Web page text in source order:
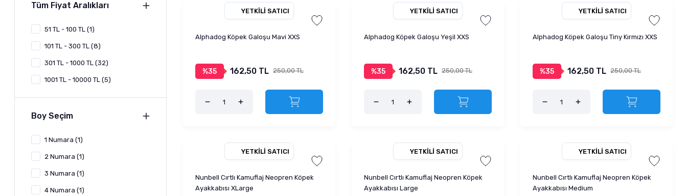
Tüm Fiyat Aralıkları
51 TL - 100 TL (1)
101 TL - 300 TL (8)
301 TL - 1000 TL (32)
1001 TL - 10000 TL (5)
Boy Seçim
1 Numara (1)
2 Numara (1)
3 Numara (1)
4 Numara (1)
YETKILI SATICI
Alphadog Köpek Galoşu Mavi XXS
%35 162,50 TL 250,00 TL
YETKILI SATICI
Alphadog Köpek Galoşu Yeşil XXS
%35 162,50 TL 250,00 TL
YETKILI SATICI
Alphadog Köpek Galoşu Tiny Kırmızı XXS
%35 162,50 TL 250,00 TL
YETKILI SATICI
Nunbell Cırtlı Kamuflaj Neopren Köpek
Ayakkabısı XLarge
YETKILI SATICI
Nunbell Cırtlı Kamuflaj Neopren Köpek
Ayakkabısı Large
YETKILI SATICI
Nunbell Cırtlı Kamuflaj Neopren Köpek
Ayakkabısı Medium